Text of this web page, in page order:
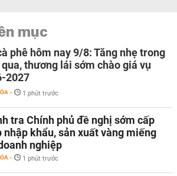
mục
phê hôm nay 9/8: Tăng nhẹ trong
thương lái sớm chào giá vụ
2027
- 1 phút trước
tra Chính phủ đề nghị sớm cấp
nhập khẩu, sản xuất vàng miếng
nghiệp
- 1 phút trước